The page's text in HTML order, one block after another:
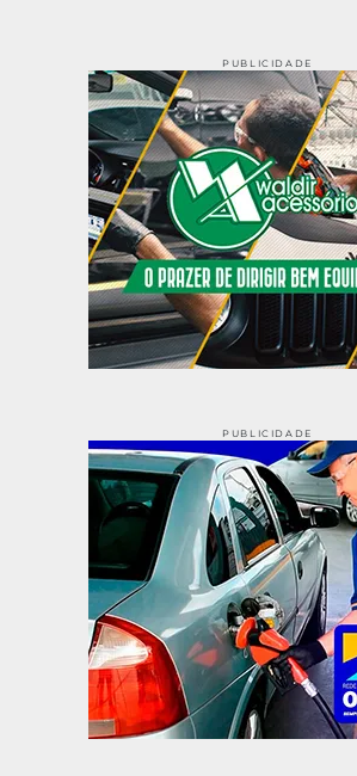
PUBLICIDADE
PUBLICIDADE